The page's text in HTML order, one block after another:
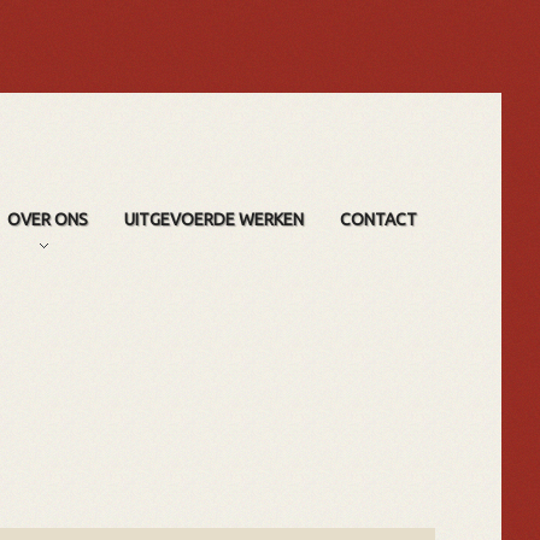
OVER ONS UITGEVOERDE WERKEN CONTACT